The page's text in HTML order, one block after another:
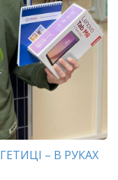
– В РУКАХ